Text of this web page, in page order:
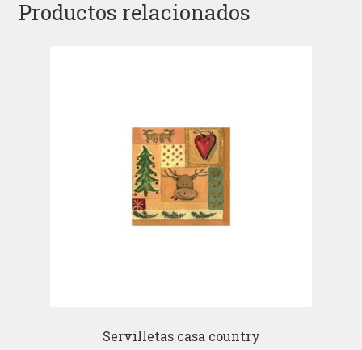
Productos relacionados
Servilletas casa country